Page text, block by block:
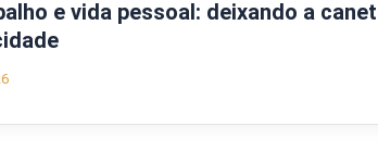
e vida pessoal: deixando a